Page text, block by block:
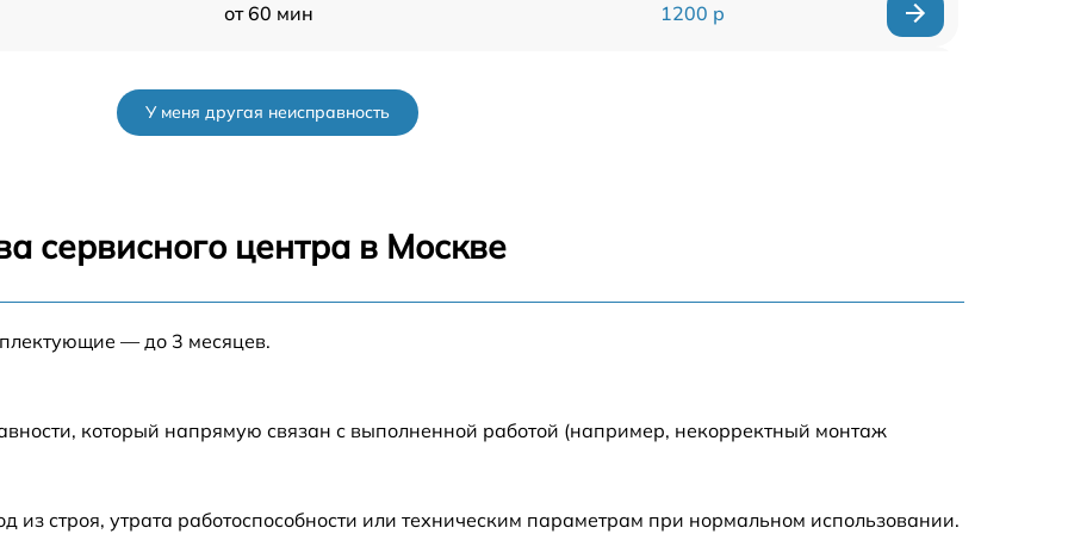
от 60 мин 1200 р
от 60 мин
У меня другая неисправность
сервисного центра в Москве
— до 3 месяцев.
который напрямую связан с выполненной работой (например, некорректный монтаж
строя, утрата работоспособности или техническим параметрам при нормальном использовании.